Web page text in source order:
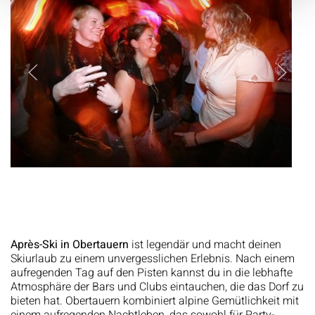
Après-Ski in Obertauern ist legendär und macht deinen
Skiurlaub zu einem unvergesslichen Erlebnis. Nach einem
aufregenden Tag auf den Pisten kannst du in die lebhafte
Atmosphäre der Bars und Clubs eintauchen, die das Dorf zu
bieten hat. Obertauern kombiniert alpine Gemütlichkeit mit